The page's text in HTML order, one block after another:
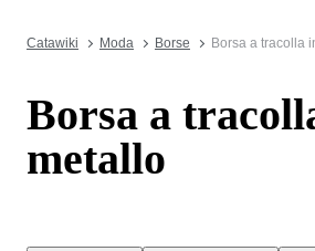
Catawiki Moda Borse Borsa a tracolla
Borsa a
metallo